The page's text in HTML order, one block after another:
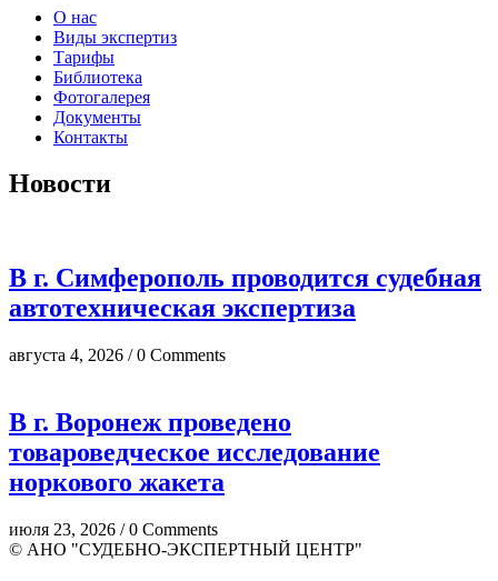
О нас
Виды экспертиз
Тарифы
Библиотека
Фотогалерея
Документы
Контакты
Новости
В г. Симферополь проводится судебная
автотехническая экспертиза
августа 4, 2026 / 0 Comments
В г. Воронеж проведено
товароведческое исследование
норкового жакета
июля 23, 2026 / 0 Comments
© АНО "СУДЕБНО-ЭКСПЕРТНЫЙ ЦЕНТР"